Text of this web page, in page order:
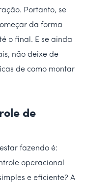
Portanto, se
da forma
o final. E se ainda
não deixe de
de como montar
de
fazendo é:
operacional
e eficiente? A